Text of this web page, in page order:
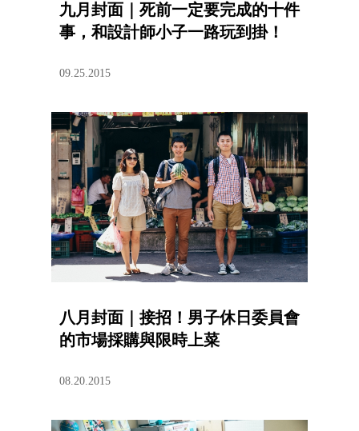
九月封面｜死前一定要完成的十件
事，和設計師小子一路玩到掛！
09.25.2015
八月封面｜接招！男子休日委員會
的市場採購與限時上菜
08.20.2015